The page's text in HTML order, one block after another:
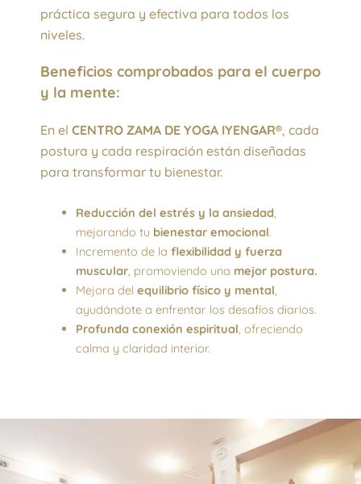
práctica segura y efectiva para todos los
niveles.
Beneficios comprobados para el cuerpo
y la mente:
En el CENTRO ZAMA DE YOGA IYENGAR®, cada
postura y cada respiración están diseñadas
para transformar tu bienestar.
Reducción del estrés y la ansiedad,
mejorando tu bienestar emocional.
Incremento de la flexibilidad y fuerza
muscular, promoviendo una mejor postura.
Mejora del equilibrio físico y mental,
ayudándote a enfrentar los desafíos diarios.
Profunda conexión espiritual, ofreciendo
calma y claridad interior.